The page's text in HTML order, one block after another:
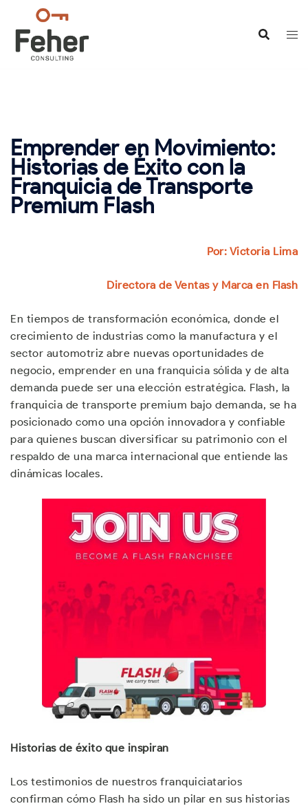
contenido
Emprender en Movimiento:
Historias de Éxito con la
Franquicia de Transporte
Premium Flash
Por: Victoria Lima
Directora de Ventas y Marca en Flash
En tiempos de transformación económica, donde el
crecimiento de industrias como la manufactura y el
sector automotriz abre nuevas oportunidades de
negocio, emprender en una franquicia sólida y de alta
demanda puede ser una elección estratégica. Flash, la
franquicia de transporte premium bajo demanda, se ha
posicionado como una opción innovadora y confiable
para quienes buscan diversificar su patrimonio con el
respaldo de una marca internacional que entiende las
dinámicas locales.
Historias de éxito que inspiran
Los testimonios de nuestros franquiciatarios
confirman cómo Flash ha sido un pilar en sus historias